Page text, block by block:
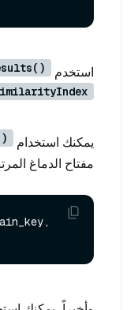
استخدم
يمكنك استخدام
مفتاح الدماغ